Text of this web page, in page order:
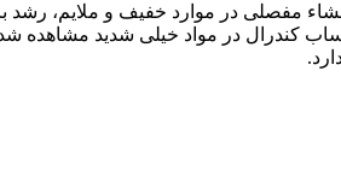
غشاء مفصلی در موارد خفیف و ملایم،
کندرال در مواد خیلی شدید مشاهده